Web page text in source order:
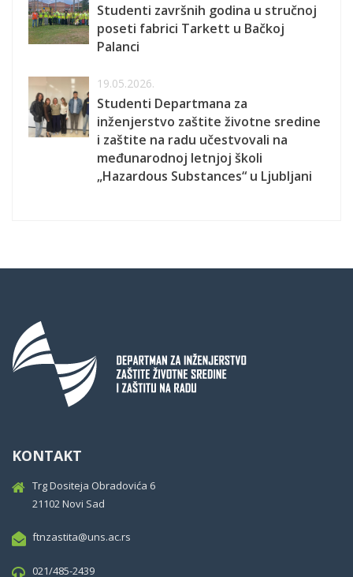
Studenti završnih godina u stručnoj
poseti fabrici Tarkett u Bačkoj
Palanci
19.05.2026.
Studenti Departmana za
inženjerstvo zaštite životne sredine
i zaštite na radu učestvovali na
međunarodnoj letnjoj školi
„Hazardous Substances“ u Ljubljani
KONTAKT
Trg Dositeja Obradovića 6
21102 Novi Sad
ftnzastita@uns.ac.rs
021/485-2439